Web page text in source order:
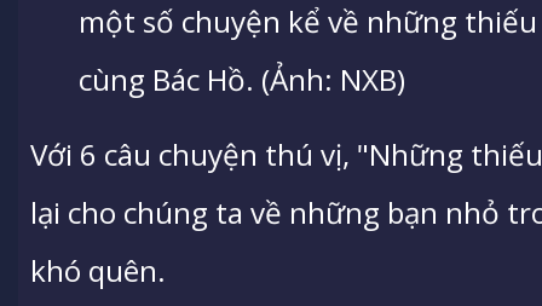
một số chuyện kể về những
cùng Bác Hồ. (Ảnh: NXB)
Với 6 câu chuyện thú vị, "Những
lại cho chúng ta về những bạn nhỏ
khó quên.